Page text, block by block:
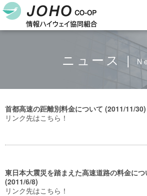
ニュース |
首都高速の距離別料金について (2011/11/30)
リンク先はこちら！
東日本大震災を踏まえた高速道路の料金につ
(2011/6/8)
リンク先はこちら！